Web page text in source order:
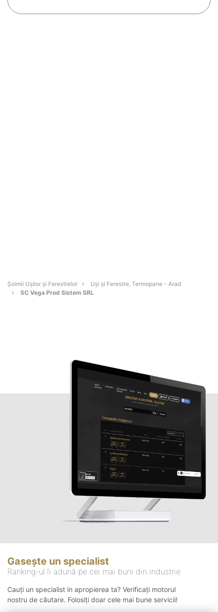
Șoimii Ușilor și Ferestrelor
Uși și Ferestre, Termopane - Arad
SC Vega Prod Sistem SRL
Gasește un specialist
Ranking-ul îi adună pe cei mai buni din industrie
Cauți un specialist in apropierea ta? Verificați motorul
nostru de căutare. Folosiți doar cele mai bune servicii!